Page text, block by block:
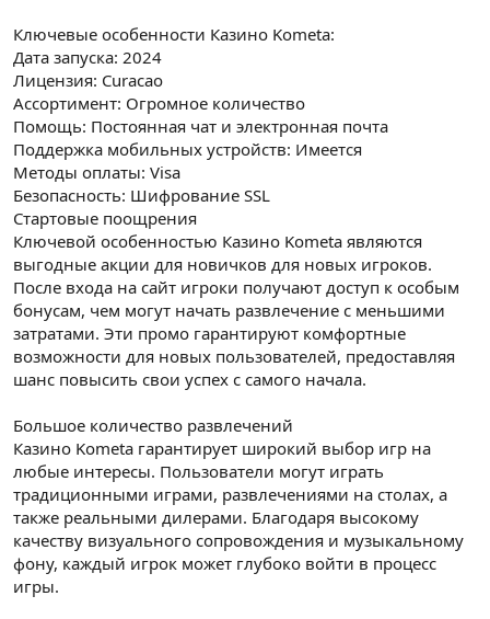
Ключевые особенности Казино Kometa:
Дата запуска: 2024
Лицензия: Curacao
Ассортимент: Огромное количество
Помощь: Постоянная чат и электронная почта
Поддержка мобильных устройств: Имеется
Методы оплаты: Visa
Безопасность: Шифрование SSL
Стартовые поощрения
Ключевой особенностью Казино Kometa являются
выгодные акции для новичков для новых игроков.
После входа на сайт игроки получают доступ к особым
бонусам, чем могут начать развлечение с меньшими
затратами. Эти промо гарантируют комфортные
возможности для новых пользователей, предоставляя
шанс повысить свои успех с самого начала.
Большое количество развлечений
Казино Kometa гарантирует широкий выбор игр на
любые интересы. Пользователи могут играть
традиционными играми, развлечениями на столах, а
также реальными дилерами. Благодаря высокому
качеству визуального сопровождения и музыкальному
фону, каждый игрок может глубоко войти в процесс
игры.